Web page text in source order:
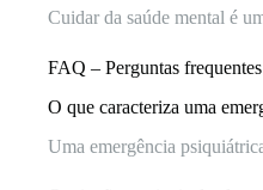
Cuidar da saúde mental é
FAQ – Perguntas
O que caracteriza uma
Uma emergência